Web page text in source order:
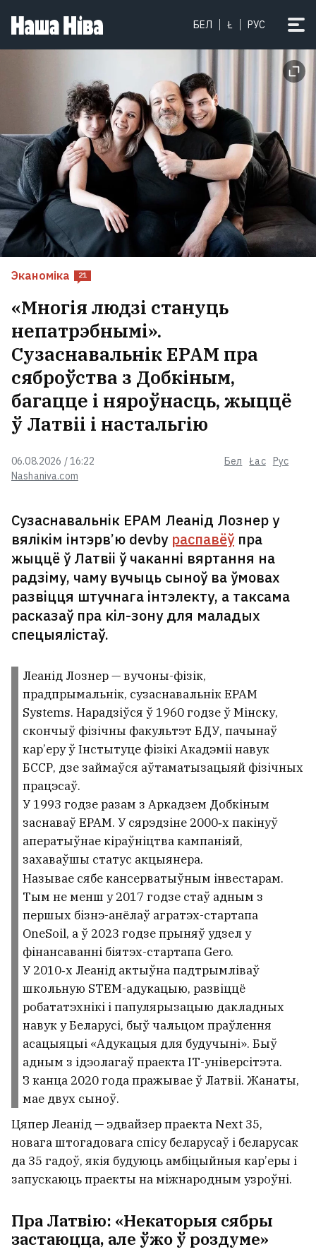
БЕЛ Ł РУС
Эканоміка 21
Nashaniva.com
06.08.2026 / 16:22 Бел Łac Рус
«Многія людзі стануць
непатрэбнымі».
Сузаснавальнік EPAM пра
сяброўства з Добкіным,
багацце і няроўнасць, жыццё
ў Латвіі і настальгію
Сузаснавальнік EPAM Леанід Лознер у
вялікім інтэрв’ю devby распавёўпра
жыццё ў Латвіі ў чаканні вяртання на
радзіму, чаму вучыць сыноў ва ўмовах
развіцця штучнага інтэлекту, а таксама
расказаў пра кіл-зону для маладых
спецыялістаў.
Леанід Лознер — вучоны-фізік,
прадпрымальнік, сузаснавальнік EPAM
Systems. Нарадзіўся ў 1960 годзе ў Мінску,
скончыў фізічны факультэт БДУ, пачынаў
кар’еру ў Інстытуце фізікі Акадэміі навук
БССР, дзе займаўся аўтаматызацыяй фізічных
працэсаў.
У 1993 годзе разам з Аркадзем Добкіным
заснаваў EPAM. У сярэдзіне 2000‑х пакінуў
аператыўнае кіраўніцтва кампаніяй,
захаваўшы статус акцыянера.
Называе сябе кансерватыўным інвестарам.
Тым не менш у 2017 годзе стаў адным з
першых бізнэ-анёлаў агратэх-стартапа
OneSoil, а ў 2023 годзе прыняў удзел у
фінансаванні біятэх-стартапа Gero.
У 2010‑х Леанід актыўна падтрымліваў
школьную STEM-адукацыю, развіццё
робататэхнікі і папулярызацыю дакладных
навук у Беларусі, быў чальцом праўлення
асацыяцыі «Адукацыя для будучыні». Быў
адным з ідэолагаў праекта ІТ-універсітэта.
З канца 2020 года пражывае ў Латвіі. Жанаты,
мае двух сыноў.
Цяпер Леанід — эдвайзер праекта Next 35,
новага штогадовага спісу беларусаў і беларусак
да 35 гадоў, якія будуюць амбіцыйныя кар’еры і
запускаюць праекты на міжнародным узроўні.
Пра Латвію: «Некаторыя сябры
застаюцца, але ўжо ў роздуме»